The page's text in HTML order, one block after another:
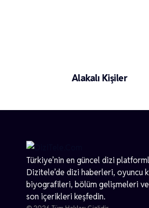
Alakalı Kişiler
Eren Dağhan
Türkiye’nin en güncel dizi
Dizitele’de dizi haberleri, oyuncu
biyografileri, bölüm gelişmeleri ve
son içerikleri keşfedin.